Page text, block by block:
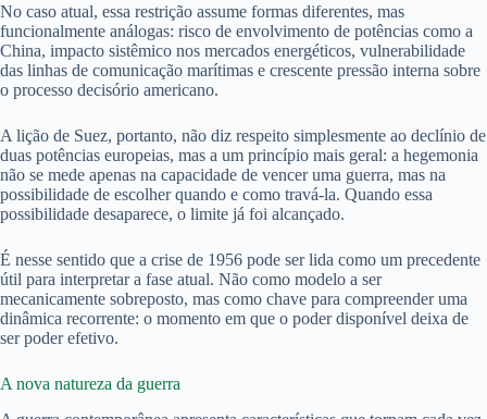
No caso atual, essa restrição assume formas diferentes, mas
funcionalmente análogas: risco de envolvimento de potências como a
China, impacto sistêmico nos mercados energéticos, vulnerabilidade
das linhas de comunicação marítimas e crescente pressão interna sobre
o processo decisório americano.
A lição de Suez, portanto, não diz respeito simplesmente ao declínio de
duas potências europeias, mas a um princípio mais geral: a hegemonia
não se mede apenas na capacidade de vencer uma guerra, mas na
possibilidade de escolher quando e como travá-la. Quando essa
possibilidade desaparece, o limite já foi alcançado.
É nesse sentido que a crise de 1956 pode ser lida como um precedente
útil para interpretar a fase atual. Não como modelo a ser
mecanicamente sobreposto, mas como chave para compreender uma
dinâmica recorrente: o momento em que o poder disponível deixa de
ser poder efetivo.
A nova natureza da guerra